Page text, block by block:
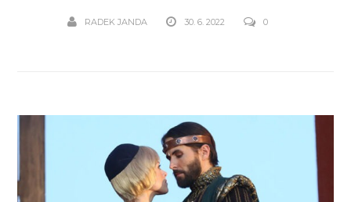
RADEK JANDA 30. 6. 2022 0